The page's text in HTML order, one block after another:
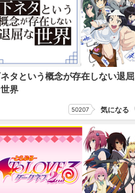
タという概念が存在しない退屈
界
50207 気になる